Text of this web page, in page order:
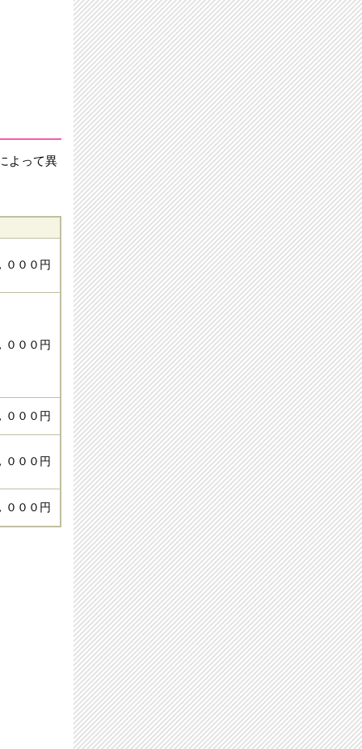
よって異
０００円
０００円
０００円
０００円
０００円